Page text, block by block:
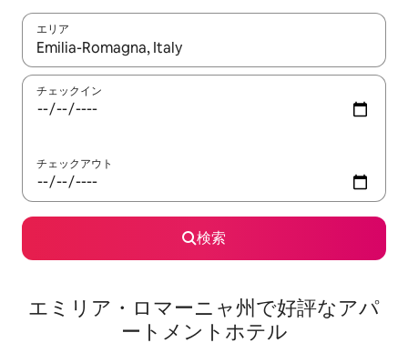
エリア
検索結果が表示されたら、上下の矢印キーを使って移動するか
チェックイン
チェックアウト
検索
エミリア・ロマーニャ州で好評なアパ
ートメントホテル